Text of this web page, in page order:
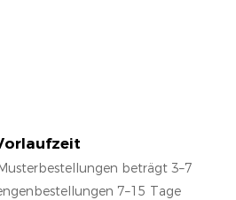
beträgt 3–7
7–15 Tage